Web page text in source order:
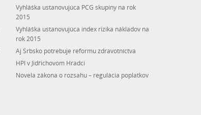
Vyhláška ustanovujúca PCG skupiny na rok
2015
Vyhláška ustanovujúca index rizika nákladov na
rok 2015
Aj Srbsko potrebuje reformu zdravotníctva
HPI v Jidřichovom Hradci
Novela zákona o rozsahu – regulácia poplatkov